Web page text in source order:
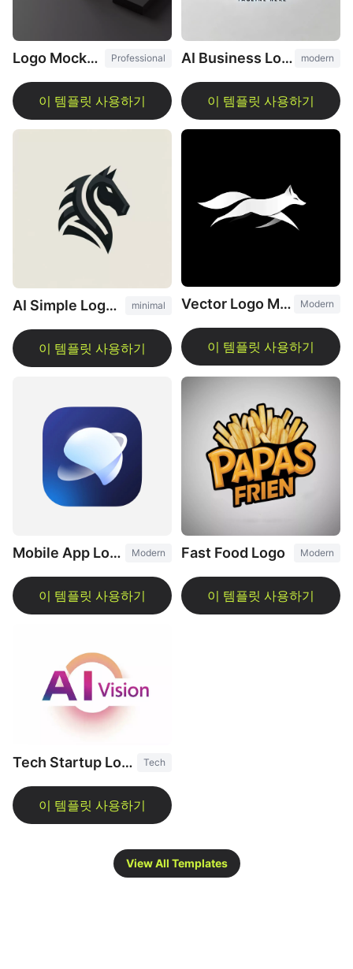
Logo Mockup Generator Professional AI Business Logo Generator modern
AI Simple Logo Design minimal Vector Logo Maker Modern
Mobile App Logo Modern Fast Food Logo Modern
Tech Startup Logo Tech
View All Templates